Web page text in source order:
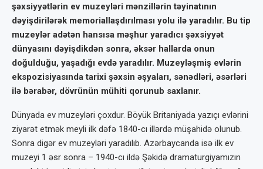
şəxsiyyətlərin ev muzeyləri mənzillərin təyinatının
dəyişdirilərək memoriallaşdırılması yolu ilə yaradılır. Bu tip
muzeylər adətən hansısa məşhur yaradıcı şəxsiyyət
dünyasını dəyişdikdən sonra, əksər hallarda onun
doğulduğu, yaşadığı evdə yaradılır. Muzeyləşmiş evlərin
ekspozisiyasında tarixi şəxsin əşyaları, sənədləri, əsərləri
ilə bərabər, dövrünün mühiti qorunub saxlanır.
Dünyada ev muzeyləri çoxdur. Böyük Britaniyada yazıçı evlərini
ziyarət etmək meyli ilk dəfə 1840-cı illərdə müşahidə olunub.
Sonra digər ev muzeyləri yaradılıb. Azərbaycanda isə ilk ev
muzeyi 1 əsr sonra – 1940-cı ildə Şəkidə dramaturgiyamızın